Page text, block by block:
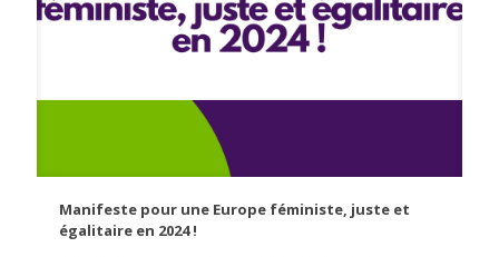
Manifeste pour une Europe féministe, juste et
égalitaire en 2024 !